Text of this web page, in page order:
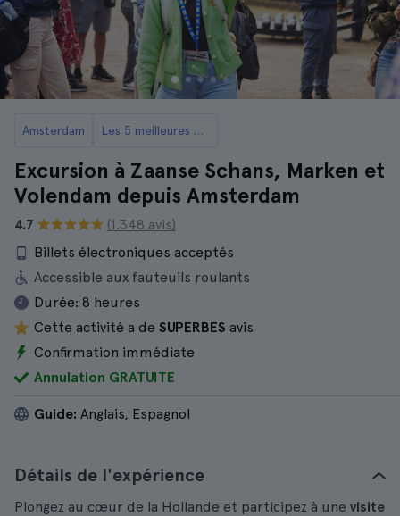
Amsterdam Les 5 meilleures excursions à Zaanse Schans et ses moulins depuis Amsterdam
Excursion à Zaanse Schans, Marken et
Volendam depuis Amsterdam
4.7
(1.348 avis)
Billets électroniques acceptés
Accessible aux fauteuils roulants
Durée: 8 heures
Cette activité a de SUPERBES avis
Confirmation immédiate
Annulation GRATUITE
Guide: Anglais, Espagnol
Détails de l'expérience
Plongez au cœur de la Hollande et participez à une visite